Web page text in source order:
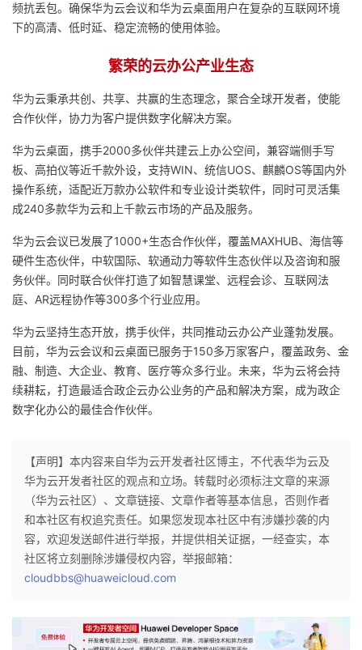
频抗丢包。确保华为云会议和华为云桌面用户在复杂的互联网环境
下的高清、低时延、稳定流畅的使用体验。
繁荣的云办公产业生态
华为云秉承共创、共享、共赢的生态理念，聚合全球开发者，使能
合作伙伴，协力为客户提供数字化解决方案。
华为云桌面，携手2000多伙伴共建云上办公空间，兼容端侧手写
板、高拍仪等近千款外设，支持WIN、统信UOS、麒麟OS等国内外
操作系统，适配近万款办公软件和专业设计类软件，同时可灵活集
成240多款华为云和上千款云市场的产品及服务。
华为云会议已发展了1000+生态合作伙伴，覆盖MAXHUB、海信等
硬件生态伙伴，中软国际、软通动力等软件生态伙伴以及咨询和服
务伙伴。同时联合伙伴打造了如智慧课堂、远程会诊、互联网法
庭、AR远程协作等300多个行业应用。
华为云坚持生态开放，携手伙伴，共同推动云办公产业蓬勃发展。
目前，华为云会议和云桌面已服务于150多万家客户，覆盖政务、金
融、制造、大企业、教育、医疗等众多行业。未来，华为云将会持
续耕耘，打造最适合政企云办公业务的产品和解决方案，成为政企
数字化办公的最佳合作伙伴。
【声明】本内容来自华为云开发者社区博主，不代表华为云及
华为云开发者社区的观点和立场。转载时必须标注文章的来源
（华为云社区）、文章链接、文章作者等基本信息，否则作者
和本社区有权追究责任。如果您发现本社区中有涉嫌抄袭的内
容，欢迎发送邮件进行举报，并提供相关证据，一经查实，本
社区将立刻删除涉嫌侵权内容，举报邮箱：
cloudbbs@huaweicloud.com